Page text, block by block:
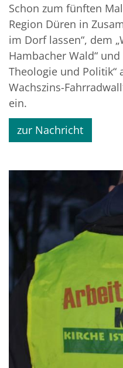
Schon zum fünften
Region Düren in
im Dorf lassen“, dem
Hambacher Wald“
Theologie und Politik“
Wachszins-
ein.
zur Nachricht